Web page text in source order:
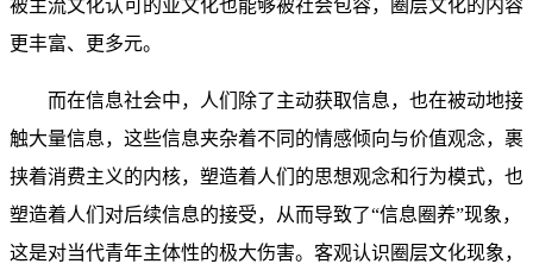
被主流文化认可的亚文化也能够被社会包容，圈层文化的内容
更丰富、更多元。
而在信息社会中，人们除了主动获取信息，也在被动地接
触大量信息，这些信息夹杂着不同的情感倾向与价值观念，裹
挟着消费主义的内核，塑造着人们的思想观念和行为模式，也
塑造着人们对后续信息的接受，从而导致了“信息圈养”现象，
这是对当代青年主体性的极大伤害。客观认识圈层文化现象，